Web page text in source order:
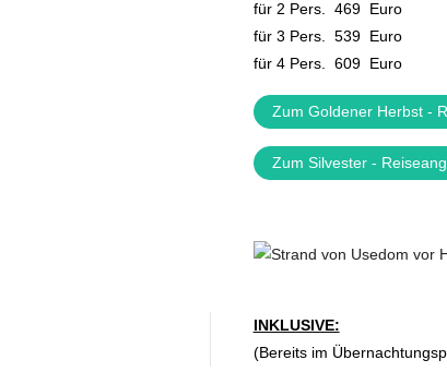
für 2 Pers. 469 Euro
für 3 Pers. 539 Euro
für 4 Pers. 609 Euro
Zum Goldener Herbst -
Zum Silvester -
INKLUSIVE:
(Bereits im